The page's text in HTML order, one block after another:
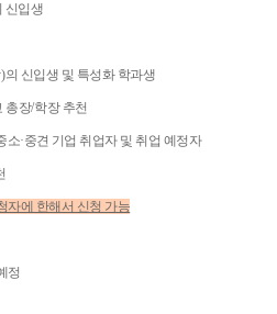
신입생
)의 신입생 및 특성화 학과생
총장/학장 추천
소·중견 기업 취업자 및 취업 예정자
자에 한해서 신청 가능
정